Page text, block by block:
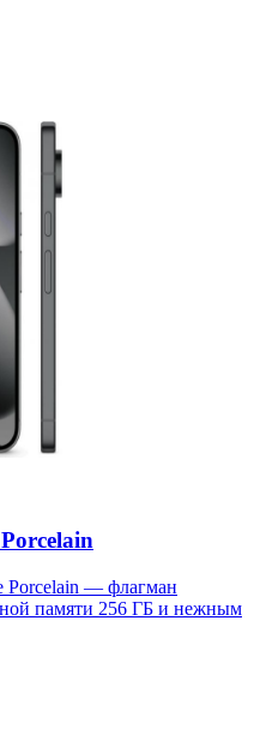
Porcelain — флагман
памяти 256 ГБ и нежным